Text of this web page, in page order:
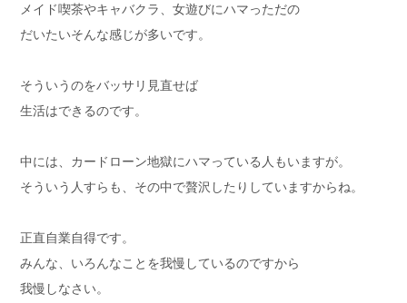
メイド喫茶やキャバクラ、女遊びにハマっただの
だいたいそんな感じが多いです。
そういうのをバッサリ見直せば
生活はできるのです。
中には、カードローン地獄にハマっている人もいますが。
そういう人すらも、その中で贅沢したりしていますからね。
正直自業自得です。
みんな、いろんなことを我慢しているのですから
我慢しなさい。